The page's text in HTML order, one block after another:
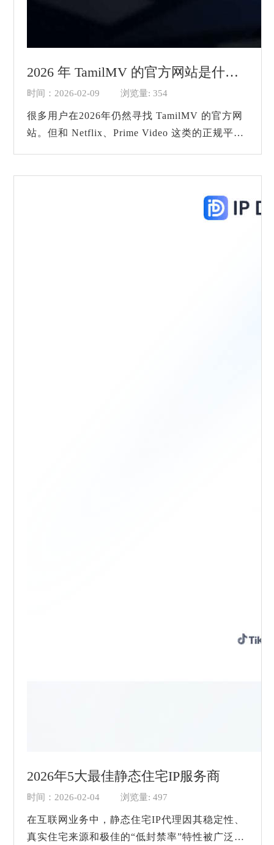
2026 年 TamilMV 的官方网站是什么？
时间：2026-02-09 浏览量: 354
很多用户在2026年仍然寻找 TamilMV 的官方网
站。但和 Netflix、Prime Video 这类的正规平台
2026年5大最佳静态住宅IP服务商
时间：2026-02-04 浏览量: 497
在互联网业务中，静态住宅IP代理因其稳定性、
真实住宅来源和极佳的“低封禁率”特性被广泛应